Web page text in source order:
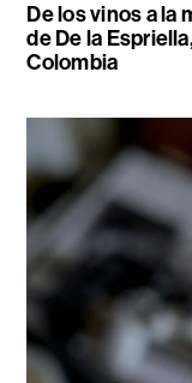
De los vinos a la
de De la
Colombia